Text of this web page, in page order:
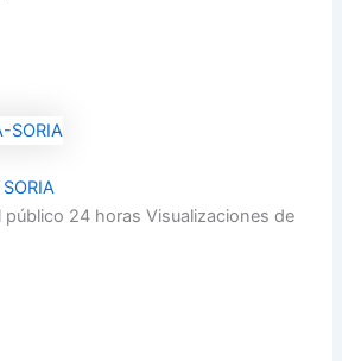
público 24 horas Visualizaciones de